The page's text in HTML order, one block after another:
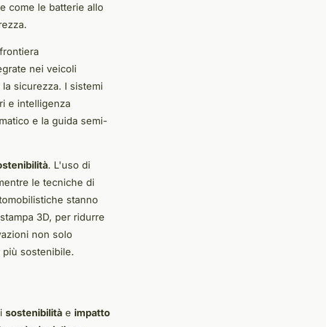
come le batterie allo
nei veicoli
sicurezza. I sistemi
e intelligenza
e la guida semi-
. L'uso di
le tecniche di
stanno
3D, per ridurre
non solo
sostenibile.
sostenibilità e impatto